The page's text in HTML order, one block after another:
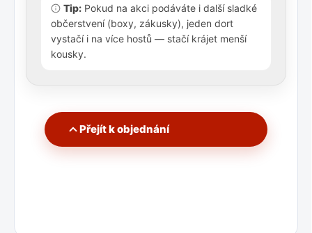
Tip: Pokud na akci podáváte i další sladké
občerstvení (boxy, zákusky), jeden dort
vystačí i na více hostů — stačí krájet menší
kousky.
Přejít k objednání